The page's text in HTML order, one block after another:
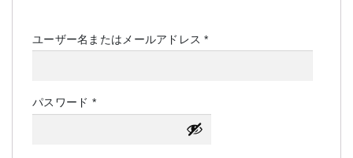
ユーザー名またはメールアドレス*必
パスワード *必
須